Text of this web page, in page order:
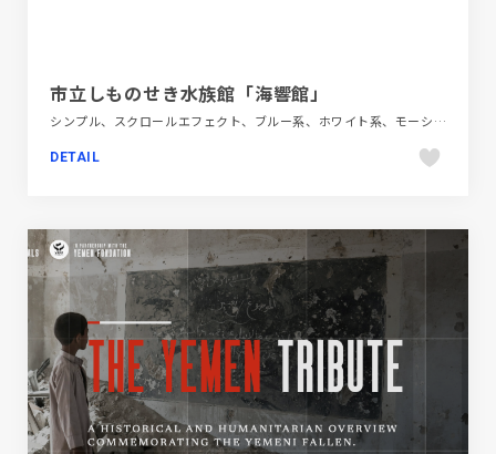
市立しものせき水族館「海響館」
シンプル、スクロールエフェクト、ブルー系、ホワイト系、モーション多め、商業施設・レジャー、大きめ写真、施設・店舗サイト
DETAIL